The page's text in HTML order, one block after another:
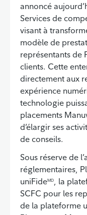
annoncé
Services de
visant à
modèle de
représentants de
clients. Cette
directement aux
expérience
technologie
placements
d’élargir ses
de conseils.
Sous réserve de
réglementaires,
uniFideMD, la
SCFC pour les
de la plateforme